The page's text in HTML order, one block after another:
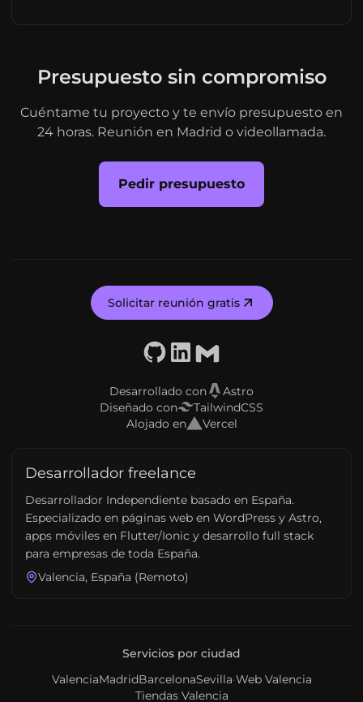
Presupuesto sin compromiso
Cuéntame tu proyecto y te envío presupuesto en
24 horas. Reunión en Madrid o videollamada.
Pedir presupuesto
Solicitar reunión gratis
GitHubLinkedIn
Email
Desarrollado con
Astro
Diseñado con
TailwindCSS
Alojado en
Vercel
Desarrollador freelance
Desarrollador Independiente basado en España.
Especializado en páginas web en WordPress y Astro,
apps móviles en Flutter/Ionic y desarrollo full stack
para empresas de toda España.
Valencia, España (Remoto)
Servicios por ciudad
ValenciaMadridBarcelonaSevilla·Web Valencia
Tiendas Valencia